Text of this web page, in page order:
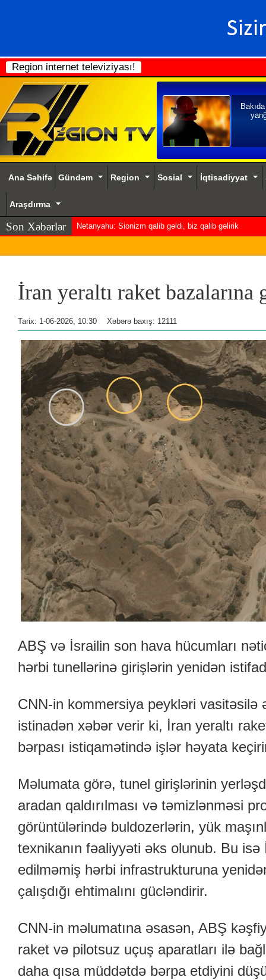
Region internet televiziyası!
Ana Səhifə Gündəm Region Sosial İqtisadiyyat
Araşdırma
Son Xəbərlər Netanyahu: Sionizm qalib gəldi, biz qalib gəlirik
İran yeraltı raket
Tarix: 1-06-2026, 10:30 Xəbərə baxış: 12111
ABŞ və İsrailin son hava hücumları
hərbi tunellərinə girişlərin yenidən
CNN-in kommersiya peykləri vasitəsilə
istinadən xəbər verir ki, İran yeraltı
bərpası istiqamətində işlər həyata
Məlumata görə, tunel girişlərinin
aradan qaldırılması və təmizlənməsi
görüntülərində buldozerlərin, yük
texnikanın fəaliyyəti əks olunub. Bu isə
edilməmiş hərbi infrastrukturuna
çalışdığı ehtimalını gücləndirir.
CNN-in məlumatına əsasən, ABŞ
raket və pilotsuz uçuş aparatları ilə
daha qısa müddətdə bərpa etdiyini